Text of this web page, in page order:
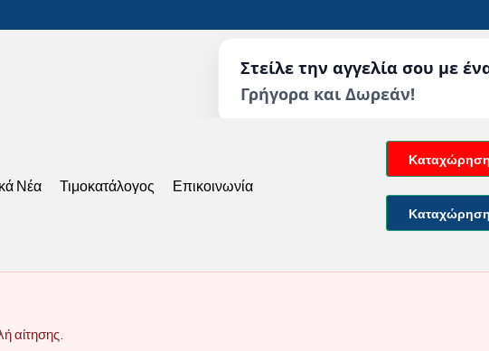
Στείλε την αγγελία σου με
Γρήγορα και Δωρεάν!
Νέα Τιμοκατάλογος Επικοινωνία
Καταχώρηση
αίτησης.